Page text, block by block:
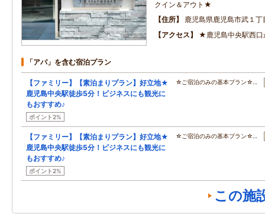
クイン＆アウト★
住所
鹿児島県鹿児島市武１
アクセス
★鹿児島中央駅西口
「アパ」を含む宿泊プラン
【ファミリー】【素泊まりプラン】好立地★
鹿児島中央駅徒歩5分！ビジネスにも観光に
もおすすめ♪
ポイント2%
☆ご宿泊のみの基本プラン☆…
【ファミリー】【素泊まりプラン】好立地★
鹿児島中央駅徒歩5分！ビジネスにも観光に
もおすすめ♪
ポイント2%
☆ご宿泊のみの基本プラン☆…
この施